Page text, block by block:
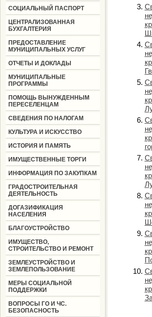
СОЦИАЛЬНЫЙ ПАСПОРТ
ЦЕНТРАЛИЗОВАННАЯ
БУХГАЛТЕРИЯ
ПРЕДОСТАВЛЕНИЕ
МУНИЦИПАЛЬНЫХ УСЛУГ
ОТЧЕТЫ И ДОКЛАДЫ
МУНИЦИПАЛЬНЫЕ
ПРОГРАММЫ
ПОМОЩЬ ВЫНУЖДЕННЫМ
ПЕРЕСЕЛЕНЦАМ
СВЕДЕНИЯ ПО НАЛОГАМ
КУЛЬТУРА И ИСКУССТВО
ИСТОРИЯ И ПАМЯТЬ
ИМУЩЕСТВЕННЫЕ ТОРГИ
ИНФОРМАЦИЯ ПО ЗАКУПКАМ
ГРАДОСТРОИТЕЛЬНАЯ
ДЕЯТЕЛЬНОСТЬ
ДОГАЗИФИКАЦИЯ
НАСЕЛЕНИЯ
БЛАГОУСТРОЙСТВО
ИМУЩЕСТВО,
СТРОИТЕЛЬСТВО И РЕМОНТ
ЗЕМЛЕУСТРОЙСТВО И
ЗЕМЛЕПОЛЬЗОВАНИЕ
МЕРЫ СОЦИАЛЬНОЙ
ПОДДЕРЖКИ
ВОПРОСЫ ГО И ЧС.
БЕЗОПАСНОСТЬ